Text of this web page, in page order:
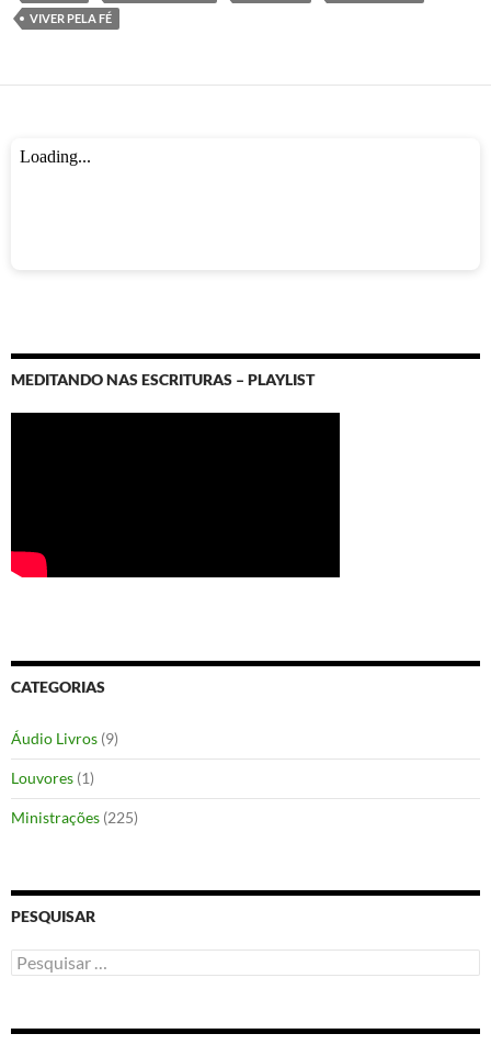
VIVER PELA FÉ
MEDITANDO NAS ESCRITURAS – PLAYLIST
CATEGORIAS
Áudio Livros (9)
Louvores (1)
Ministrações (225)
PESQUISAR
Pesquisar
por: